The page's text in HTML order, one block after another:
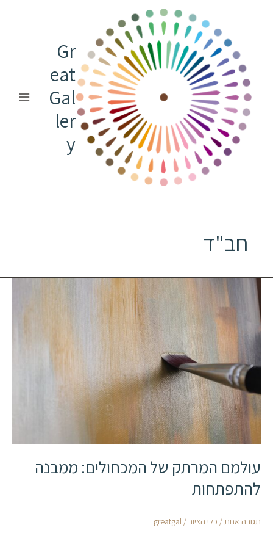
Gr
eat
Gal
ler
y
חב"ד
עולמם המרתק של המכחולים: ממבנה
להתפתחות
תגובה אחת/ כלי הציור /
greatgal
עולמם
המרתק
של
המכחולים:
ממבנה